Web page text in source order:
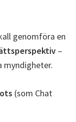
genomföra en
–
myndigheter.
(som Chat